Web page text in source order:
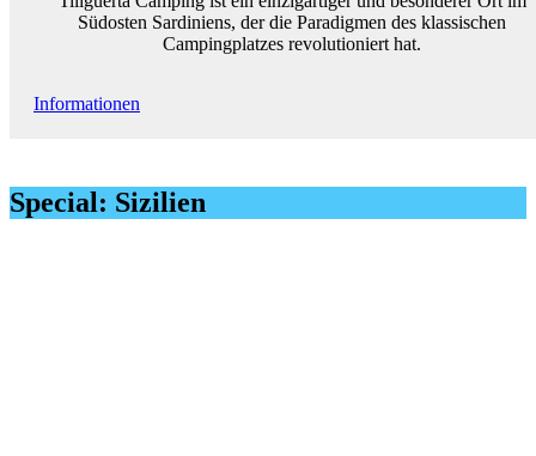
Südosten Sardiniens, der die Paradigmen des klassischen
Campingplatzes revolutioniert hat.
Informationen
Special: Sizilien